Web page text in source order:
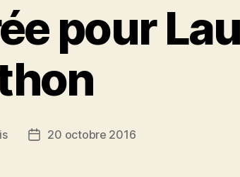
pour
Date20 octobre 2016